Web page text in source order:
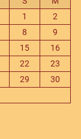
1
2
8
9
15
16
22
23
29
30